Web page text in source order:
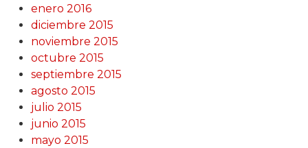
enero 2016
diciembre 2015
noviembre 2015
octubre 2015
septiembre 2015
agosto 2015
julio 2015
junio 2015
mayo 2015